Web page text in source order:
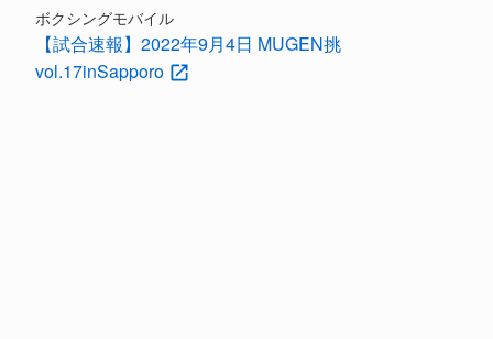
ボクシングモバイル
【試合速報】2022年9月4日 MUGEN挑
vol.17inSapporo